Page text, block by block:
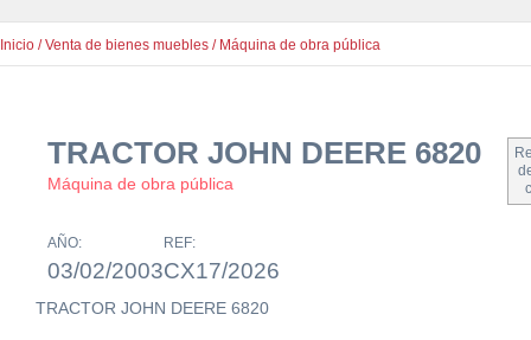
Inicio /Venta de bienes muebles / Máquina de obra pública
TRACTOR JOHN DEERE 6820
Máquina de obra pública
AÑO:
03/02/2003
REF:
CX17/2026
TRACTOR JOHN DEERE 6820